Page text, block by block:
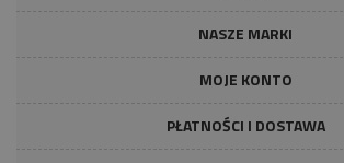
NASZE MARKI
MOJE KONTO
PŁATNOŚCI I DOSTAWA